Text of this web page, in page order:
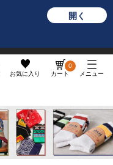
開く
お気に入り カート
0
メニュー